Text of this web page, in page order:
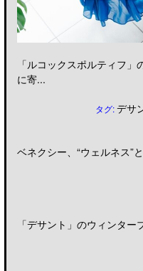
「ルコックスポルティフ
に寄...
タグ:デサ
ベネクシー、“ウェルネス”
「デサント」のウィンタ